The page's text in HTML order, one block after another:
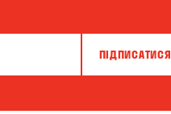
ПІДПИСАТИСЯ